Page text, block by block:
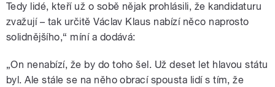
Tedy lidé, kteří už o sobě nějak prohlásili, že kandidaturu
zvažují – tak určitě Václav Klaus nabízí něco naprosto
solidnějšího,“ míní a dodává:
„On nenabízí, že by do toho šel. Už deset let hlavou státu
byl. Ale stále se na něho obrací spousta lidí s tím, že